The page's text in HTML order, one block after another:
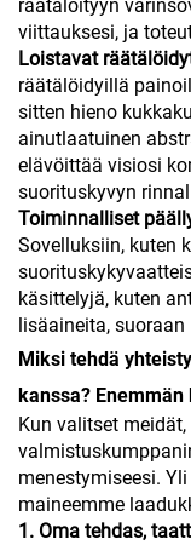
räätälöityyn
viittauksesi, ja
Loistavat
räätälöidyillä
sitten hieno
ainutlaatuinen
elävöittää visiosi
suorituskyvyn
Toiminnalliset
Sovelluksiin, kuten
käsittelyjä, kuten
lisäaineita,
Miksi tehdä
kanssa?
Kun valitset
menestymiseesi.
maineemme
1. Oma tehdas,